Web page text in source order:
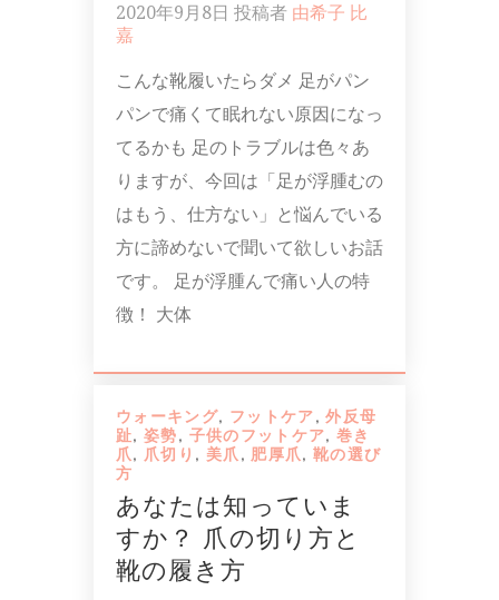
2020年9月8日 投稿者 由希子 比
嘉
こんな靴履いたらダメ 足がパン
パンで痛くて眠れない原因になっ
てるかも 足のトラブルは色々あ
りますが、今回は「足が浮腫むの
はもう、仕方ない」と悩んでいる
方に諦めないで聞いて欲しいお話
です。 足が浮腫んで痛い人の特
徴！ 大体
ウォーキング, フットケア,外反母
趾,姿勢, 子供のフットケア,巻き
爪, 爪切り , 美爪 , 肥厚爪,靴の選び
方
あなたは知っていま
すか？ 爪の切り方と
靴の履き方